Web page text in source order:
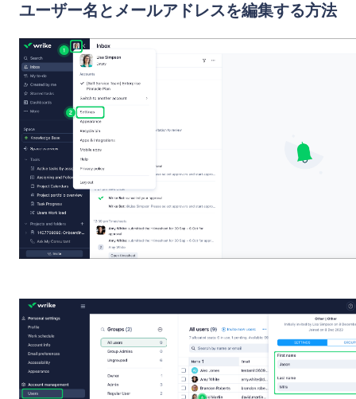
ユーザー名とメールアドレスを編集する方法